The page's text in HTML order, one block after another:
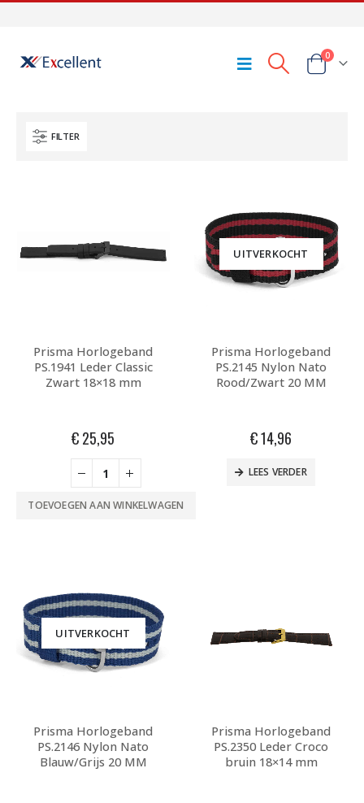
0
FILTER
Prisma Horlogeband
PS.1941 Leder Classic
Zwart 18×18 mm
€25,95
TOEVOEGEN AAN WINKELWAGEN
UITVERKOCHT
Prisma Horlogeband
PS.2145 Nylon Nato
Rood/Zwart 20 MM
€14,96
LEES VERDER
UITVERKOCHT
Prisma Horlogeband
PS.2146 Nylon Nato
Blauw/Grijs 20 MM
Prisma Horlogeband
PS.2350 Leder Croco
bruin 18×14 mm